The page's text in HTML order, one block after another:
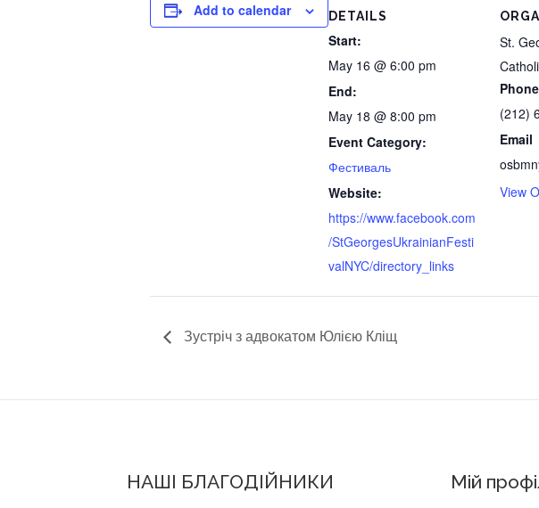
Add to calendar DETAILS
Start:
May 16 @ 6:00 pm
End:
May 18 @ 8:00 pm
Event Category:
Фестиваль
Website:
https://www.facebook.com
/StGeorgesUkrainianFesti
valNYC/directory_links
St.
Phone
(212)
Email
View
Зустріч з адвокатом Юлією Кліщ
НАШІ БЛАГОДІЙНИКИ Мій